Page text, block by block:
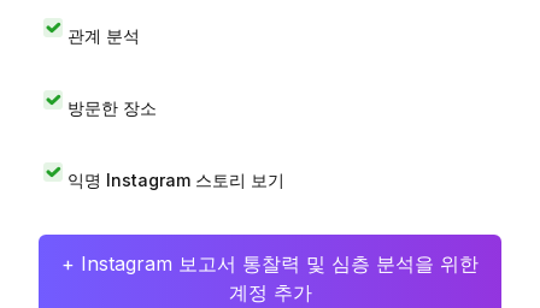
관계 분석
방문한 장소
익명 Instagram 스토리 보기
+ Instagram 보고서 통찰력 및 심층 분석을 위한
계정 추가